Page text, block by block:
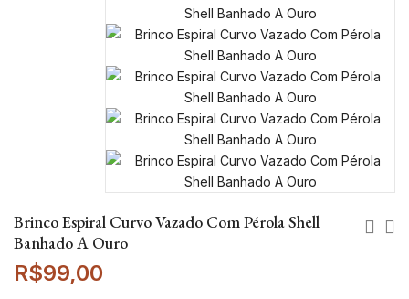
Brinco Espiral Curvo Vazado Com Pérola Shell
Banhado A Ouro
R$99,00